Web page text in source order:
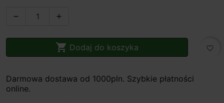
 
 Dodaj do koszyka favorite_border
Darmowa dostawa od 1000pln. Szybkie płatności
online.